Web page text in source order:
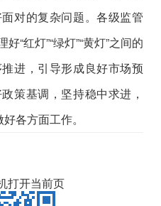
对的复杂问题。各级监管
“红灯”“绿灯”“黄灯”之间的
进，引导形成良好市场预
策基调，坚持稳中求进，
各方面工作。
打开当前页